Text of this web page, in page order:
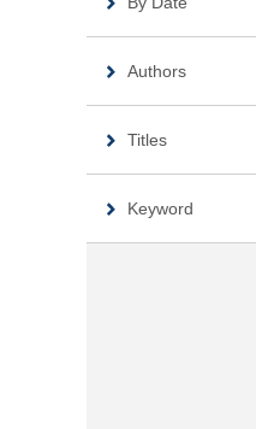
Authors
Titles
Keyword